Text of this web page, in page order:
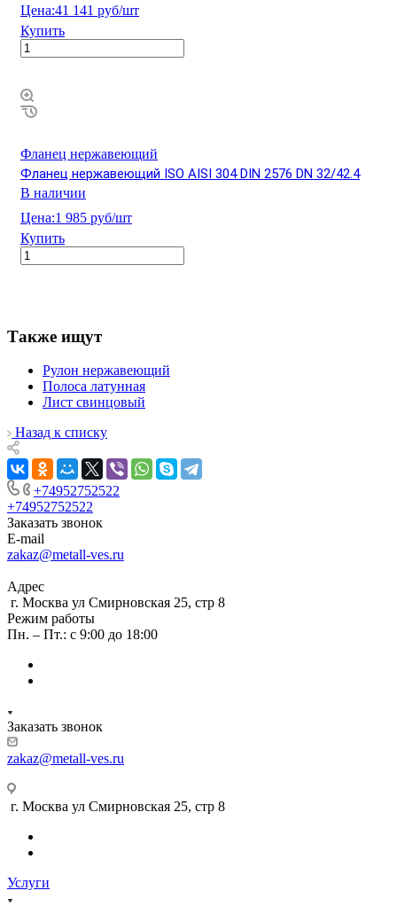
Цена:41 141 руб/шт
Купить
Фланец нержавеющий
Фланец нержавеющий ISO AISI 304 DIN 2576 DN 32/42.4
В наличии
Цена:1 985 руб/шт
Купить
Также ищут
Рулон нержавеющий
Полоса латунная
Лист свинцовый
Назад к списку
+74952752522
+74952752522
Заказать звонок
E-mail
zakaz@metall-ves.ru
Адрес
г. Москва ул Смирновская 25, стр 8
Режим работы
Пн. – Пт.: с 9:00 до 18:00
Заказать звонок
zakaz@metall-ves.ru
г. Москва ул Смирновская 25, стр 8
Услуги